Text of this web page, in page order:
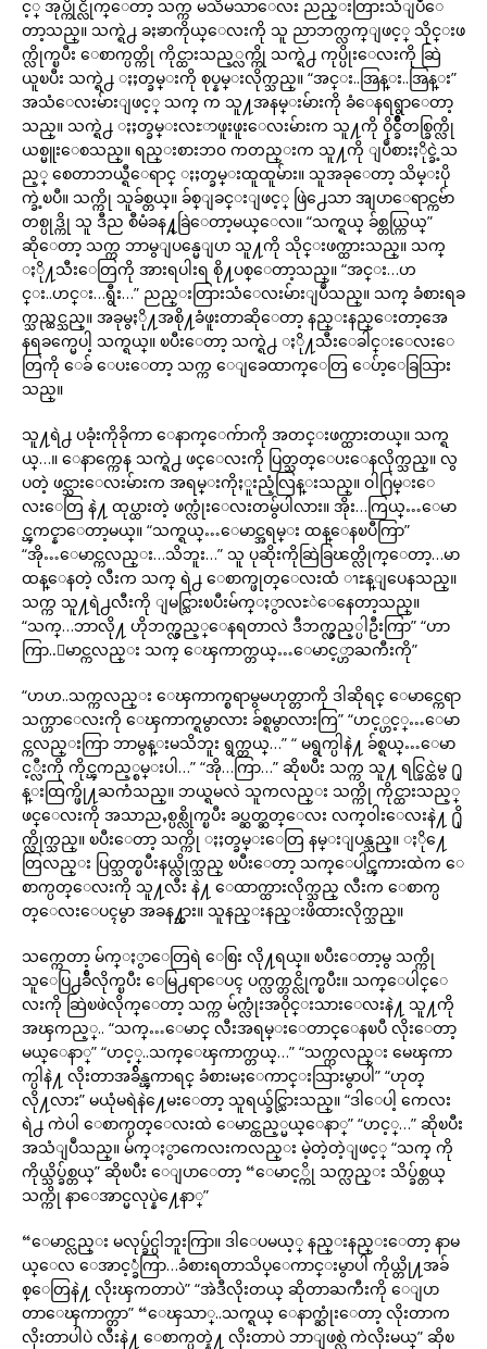
င့္ အုပ္ကိုင္လိုက္ေတာ့ သက္က မသိမသာေလး ညည္းတြားသံျပဳေ
တာ့သည္။ သက္ရဲ႕ ခႏၶာကိုယ္ေလးကို သူ ညာဘက္လက္ျဖင့္ သိုင္းဖ
က္လိုက္ၿပီး ေစာက္ပတ္ကို ကိုင္ထားသည့္လက္ကို သက္ရဲ႕ ကုပ္ပိုးေလးကို ဆြဲ
ယူၿပီး သက္ရဲ႕ ႏႈတ္ခမ္းကို စုပ္နမ္းလိုက္သည္။ “အင္း..အြန္း..အြန္း”
အသံေလးမ်ားျဖင့္ သက္ က သူ႔အနမ္းမ်ားကို ခံေနရရွာေတာ့
သည္။ သက္ရဲ႕ ႏႈတ္ခမ္းလႊာဖူးဖူးေလးမ်ားက သူ႔ကို ဝိုင္ခ်ိဳတစ္ခြက္လို
ယစ္မူးေစသည္။ ရည္းစားဘ၀ ကတည္းက သူ႔ကို ျပဳစားႏိုင္ခဲ့သ
ည့္ စေတာဘယ္ရီေရာင္ ႏႈတ္ခမ္းထူထူမ်ား။ သူအခုေတာ့ သိမ္းပို
က္ခဲ့ၿပီ။ သက္ကို သူခ်စ္တယ္။ ခ်စ္ျခင္းျဖင့္ ဖြဲ႕ေသာ အျပာေရာင္ကဗ်ာ
တစ္ပုဒ္ကို သူ ဒီည စီမံခန႔္ခြဲေတာ့မယ္ေလ။ “သက္ရယ္ ခ်စ္တယ္ကြယ္”
ဆိုေတာ့ သက္က ဘာမွျပန္မေျပာ သူ႔ကို သိုင္းဖက္ထားသည္။ သက္
ႏို႔သီးေတြကို အားရပါးရ စို႔ပစ္ေတာ့သည္။ “အင္း…ဟ
င္း..ဟင္း…ရွီး…” ညည္းတြားသံေလးမ်ားျပဳသည္။ သက္ ခံစားရခ
က္သည္ထင္သည္။ အခုမွႏို႔အစို႔ခံဖူးတာဆိုေတာ့ နည္းနည္ေးတာ့အေ
နရခက္မေပါ့ သက္ရယ္။ ၿပီးေတာ့ သက္ရဲ႕ ႏို႔သီးေခါင္းေလးေ
တြကို ေခ် ေပးေတာ့ သက္က ေျခေထာက္ေတြ ေပ်ာ့ေခြသြား
သည္။
သူ႔ရဲ႕ ပခုံးကိုခိုကာ ေနာက္ေက်ာကို အတင္းဖက္ထားတယ္။ သက္ရ
ယ္…။ ေနာက္ကေန သက္ရဲ႕ ဖင္ေလးကို ပြတ္သတ္ေပးေနလိုက္သည္။ လွ
ပတဲ့ ဖင္သားေလးမ်ားက အရမ္းကိုႏူးညံ့လြန္းသည္။ ဝါဂြမ္းေ
လးေတြ နဲ႔ ထုပ္ထားတဲ့ ဖက္လုံးေလးတမွ်ပါလား။ အိုး…ကြယ္…ေမာ
င္ၾကင္နာေတာ့မယ္။ “သက္ရယ္…ေမာင္အရမ္း ထန္ေနၿပီကြာ”
“အို…ေမာင္ကလည္း…သိဘူး…” သူ ပုဆိုးကိုဆြဲခြၽတ္လိုက္ေတာ့…မာ
ထန္ေနတဲ့ လီးက သက္ ရဲ႕ ေစာက္ဖုတ္ေလးထံ ၫႊန္ျပေနသည္။
သက္က သူ႔ရဲ႕လီးကို ျမင္သြားၿပီးမ်က္ႏွာလႊဲေနေတာ့သည္။
“သက္…ဘာလို႔ ဟိုဘက္လွည့္ေနရတာလဲ ဒီဘက္လွည့္ပါဦးကြာ” “ဟာ
ကြာ..ေမာင္ကလည္း သက္ ေၾကာက္တယ္…ေမာင့္ဟာႀကီးကို”
“ဟဟ..သက္ကလည္း ေၾကာက္စရာမွမဟုတ္တာကို ဒါဆိုရင္ ေမာင္ကေရာ
သက္ဟာေလးကို ေၾကာက္ရမွာလား ခ်စ္ရမွာလားကြ” “ဟင့္ဟင့္…ေမာ
င္ကလည္းကြာ ဘာမွန္းမသိဘူး ရွက္တယ္…” “ မရွက္ပါနဲ႔ ခ်စ္ရယ္…ေမာ
င့္လီးကို ကိုင္ၾကည့္စမ္းပါ…” “အို…ကြာ…” ဆိုၿပီး သက္က သူ႔ ရင္ခြင္ထဲမွ ႐ု
န္းထြက္ဖို႔ႀကံသည္။ ဘယ္ရမလဲ သူကလည္း သက္ကို ကိုင္ထားသည့္
ဖင္ေလးကို အသာညႇစ္ပစ္လိုက္ၿပီး ခပ္ဆတ္ဆတ္ေလး လက္ဝါးေလးနဲ႔ ႐ို
က္လိုက္သည္။ ၿပီးေတာ့ သက္ကို ႏႈတ္ခမ္းေတြ နမ္းျပန္သည္။ ႏို႔ေ
တြလည္း ပြတ္သတ္ၿပီးနယ္လိုက္သည္ ၿပီးေတာ့ သက္ေပါင္ၾကားထဲက ေ
စာက္ပတ္ေလးကို သူ႔လီး နဲ႔ ေထာက္ထားလိုက္သည္ လီးက ေစာက္ပ
တ္ေလးေပၚမွာ အခန႔္သား။ သူနည္းနည္းဖိထားလိုက္သည္။
သက္ကေတာ့ မ်က္ႏွာေတြရဲ ေစြး လို႔ရယ္။ ၿပီးေတာ့မွ သက္ကို
သူေပြ႕ခ်ီလိုက္ၿပီး ေမြ႕ရာေပၚ ပက္လက္တင္လိုက္ၿပီး။ သက္ေပါင္ေ
လးကို ဆြဲၿဖဲလိုက္ေတာ့ သက္က မ်က္လုံးအဝိုင္းသားေလးနဲ႔ သူ႔ကို
အၾကည့္.. “သက္…ေမာင္ လီးအရမ္းေတာင္ေနၿပီ လိုးေတာ့
မယ္ေနာ္” “ဟင့္..သက္ေၾကာက္တယ္…” “သက္ကလည္း မေၾကာ
က္ပါနဲ႔ လိုးတာအခ်ိန္ၾကာရင္ ခံစားမႈေကာင္းသြားမွာပါ” “ဟုတ္
လို႔လား” မယုံမရဲနဲ႔ေမးေတာ့ သူရယ္ခ်င္သြားသည္။ “ဒါေပါ့ ကေလး
ရဲ႕ ကဲပါ ေစာက္ပတ္ေလးထဲ ေမာင္ထည့္မယ္ေနာ္” “ဟင့္…” ဆိုၿပီး
အသံျပဳသည္။ မ်က္ႏွာကေလးကလည္း မဲ့တဲ့တဲ့ျဖင့္ “သက္ ကို
ကိုယ္သိပ္ခ်စ္တယ္” ဆိုၿပီး ေျပာေတာ့ “ေမာင့္ကို သက္လည္း သိပ္ခ်စ္တယ္
သက္ကို နာေအာင္မလုပ္နဲ႔ေနာ္”
“ေမာင္လည္း မလုပ္ခ်င္ပါဘူးကြာ။ ဒါေပမယ့္ နည္းနည္းေတာ့ နာမ
ယ္ေလ ေအာင့္ခံကြာ…ခံစားရတာသိပ္ေကာင္းမွာပါ ကိုယ္တို႔အခ်
စ္ေတြနဲ႔ လိုးၾကတာပဲ” “အဲဒီလိုးတယ္ ဆိုတာႀကီးကို ေျပာ
တာေၾကာက္တာ” “ေၾသာ္..သက္ရယ္ ေနာက္ဆုံးေတာ့ လိုးတာက
လိုးတာပါပဲ လီးနဲ႔ ေစာက္ပတ္နဲ႔ လိုးတာပဲ ဘာျဖစ္လဲ ကဲလိုးမယ္” ဆိုၿ